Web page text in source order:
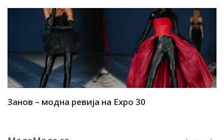
Занов – модна ревија на Expo 30